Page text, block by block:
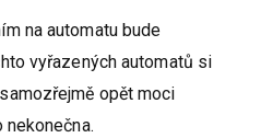
na automatu bude
vyřazených automatů si
opět moci